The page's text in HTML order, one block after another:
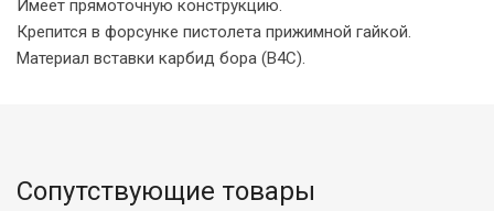
Имеет прямоточную конструкцию.
Крепится в форсунке пистолета прижимной гайкой.
Материал вставки карбид бора (B4C).
Сопутствующие товары